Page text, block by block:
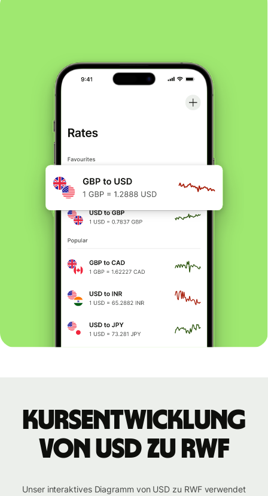
Kursentwicklung
von USD zu RWF
Unser interaktives Diagramm von USD zu RWF verwendet